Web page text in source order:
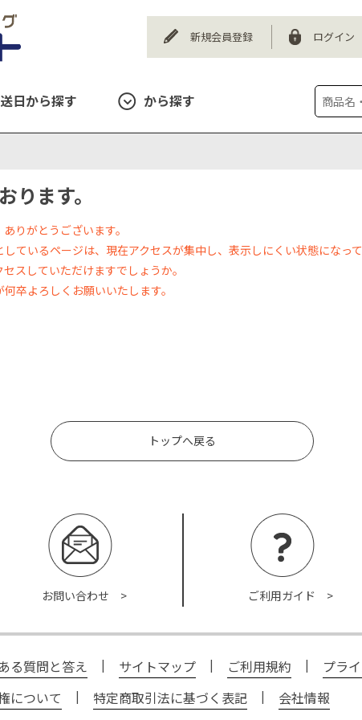
新規会員登録 ログイン
日から探す から探す
ります。
りがとうございます。
ているページは、現在アクセスが集中し、表示しにくい状態になって
スしていただけますでしょうか。
卒よろしくお願いいたします。
トップへ戻る
お問い合わせ > ご利用ガイド >
る質問と答え | サイトマップ | ご利用規約 | プラ
について | 特定商取引法に基づく表記 | 会社情報